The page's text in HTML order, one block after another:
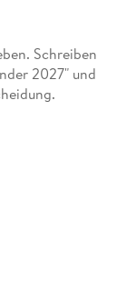
Schreiben
2027" und